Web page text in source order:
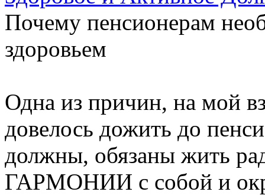
Почему пенсионерам
здоровьем
Одна из причин, на мой
довелось дожить до
должны, обязаны жить
ГАРМОНИИ с собой и